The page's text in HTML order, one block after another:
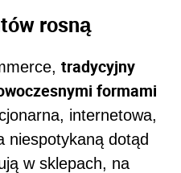
rosną
tradycyjny
formami
internetowa,
niespotykaną dotąd
w sklepach, na